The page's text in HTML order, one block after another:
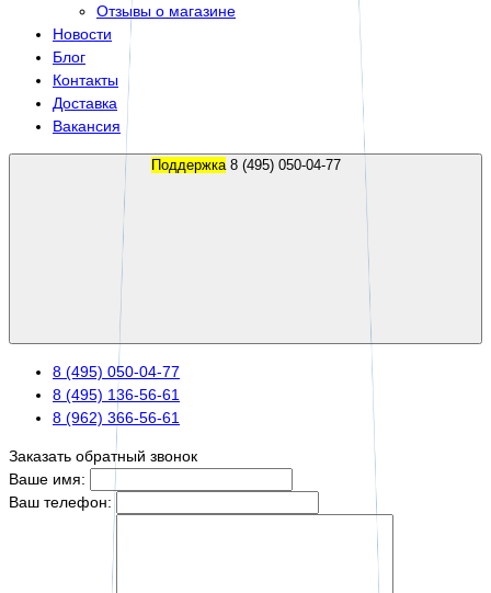
Отзывы о магазине
Новости
Блог
Контакты
Доставка
Вакансия
Поддержка 8 (495) 050-04-77
8 (495) 050-04-77
8 (495) 136-56-61
8 (962) 366-56-61
Заказать обратный звонок
Ваше имя:
Ваш телефон: